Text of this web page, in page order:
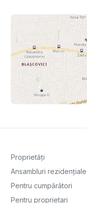
Proprietăți
Ansambluri rezidențiale
Pentru cumpărători
Pentru proprietari